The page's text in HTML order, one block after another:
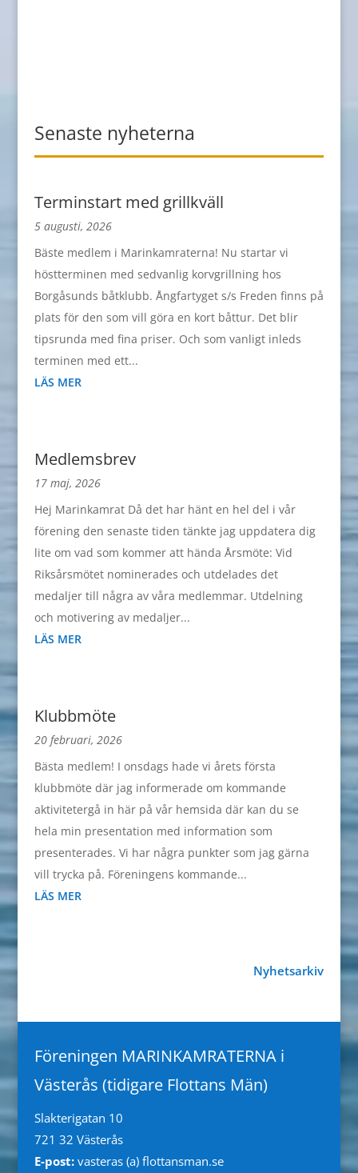
Senaste nyheterna
Terminstart med grillkväll
5 augusti, 2026
Bäste medlem i Marinkamraterna! Nu startar vi
höstterminen med sedvanlig korvgrillning hos
Borgåsunds båtklubb. Ångfartyget s/s Freden finns på
plats för den som vill göra en kort båttur. Det blir
tipsrunda med fina priser. Och som vanligt inleds
terminen med ett...
LÄS MER
Medlemsbrev
17 maj, 2026
Hej Marinkamrat Då det har hänt en hel del i vår
förening den senaste tiden tänkte jag uppdatera dig
lite om vad som kommer att hända Årsmöte: Vid
Riksårsmötet nominerades och utdelades det
medaljer till några av våra medlemmar. Utdelning
och motivering av medaljer...
LÄS MER
Klubbmöte
20 februari, 2026
Bästa medlem! I onsdags hade vi årets första
klubbmöte där jag informerade om kommande
aktivitetergå in här på vår hemsida där kan du se
hela min presentation med information som
presenterades. Vi har några punkter som jag gärna
vill trycka på. Föreningens kommande...
LÄS MER
Nyhetsarkiv
Föreningen MARINKAMRATERNA i
Västerås (tidigare Flottans Män)
Slakterigatan 10
721 32 Västerås
E-post:vasteras (a) flottansman.se